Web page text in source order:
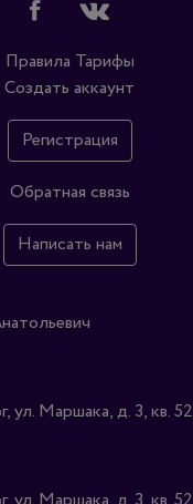
Правила Тарифы
Создать аккаунт
Регистрация
Обратная связь
Написать нам
ул. Маршака, д. 3, кв. 52